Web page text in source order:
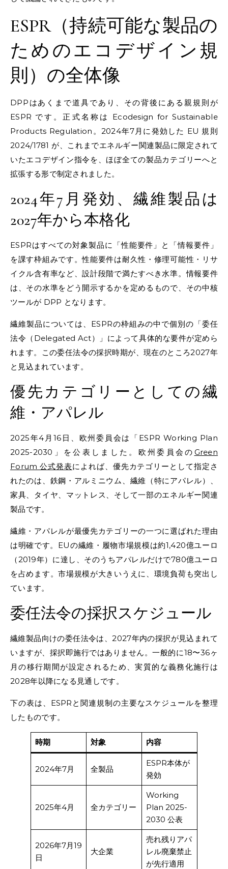
ESPR（持続可能な製品の
ためのエコデザイン規
則）の全体像
DPPはあくまで道具であり、その背後にある親規則が
ESPR です。正式名称は Ecodesign for Sustainable
Products Regulation。2024年7月に発効した EU 規則
2024/1781 が、これまでエネルギー関連製品に限定されて
いたエコデザイン指令を、ほぼ全ての製品カテゴリーへと
拡張する形で制定されました。
2024年7月発効、繊維製品は
2027年から本格化
ESPRはすべての対象製品に「性能要件」と「情報要件」
を課す枠組みです。性能要件は耐久性・修理可能性・リサ
イクル含有率など、設計段階で満たすべき水準。情報要件
は、その水準をどう開示するかを定めるもので、その中核
ツールが DPP となります。
繊維製品については、ESPRの枠組みの中で個別の「委任
法令（Delegated Act）」によって具体的な要件が定めら
れます。この委任法令の採択時期が、現在のところ2027年
と見込まれています。
優先カテゴリーとしての繊
維・アパレル
2025年4月16日、欧州委員会は「ESPR Working Plan
2025-2030」を公表しました。欧州委員会の Green
Forum 公式発表によれば、優先カテゴリーとして指定さ
れたのは、鉄鋼・アルミニウム、繊維（特にアパレル）、
家具、タイヤ、マットレス、そして一部のエネルギー関連
製品です。
繊維・アパレルが最優先カテゴリーの一つに選ばれた理由
は明確です。EUの繊維・履物市場規模は約1,420億ユーロ
（2019年）に達し、そのうちアパレルだけで780億ユーロ
を占めます。市場規模が大きいうえに、環境負荷も突出し
ています。
委任法令の採択スケジュール
繊維製品向けの委任法令は、2027年内の採択が見込まれて
いますが、採択即施行ではありません。一般的に18〜36ヶ
月の移行期間が設定されるため、実質的な義務化施行は
2028年以降になる見通しです。
下の表は、ESPRと関連規制の主要なスケジュールを整理
したものです。
時期 対象 内容
2024年7月 全製品
ESPR本体が
発効
2025年4月 全カテゴリー
Working
Plan 2025-
2030 公表
2026年7月19
日
大企業
売れ残りアパ
レル廃棄禁止
が先行適用